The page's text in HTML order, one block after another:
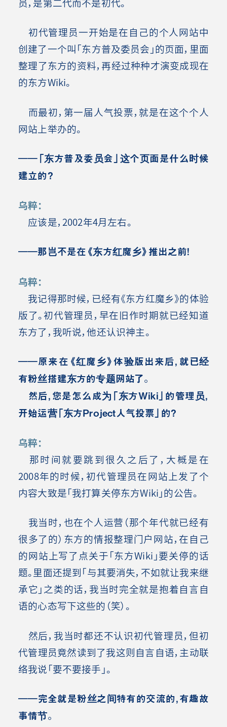
初代管理员一开始是在自己的个人网站中
创建了一个叫「东方普及委员会」的页面，里面
整理了东方的资料，再经过种种才演变成现在
的东方Wiki。
而最初，第一届人气投票，就是在这个个人
网站上举办的。
――「东方普及委员会」这个页面是什么时候
建立的？
乌粹：
应该是，2002年4月左右。
――那岂不是在《东方红魔乡》推出之前！
乌粹：
我记得那时候，已经有《东方红魔乡》的体验
版了。初代管理员，早在旧作时期就已经知道
东方了，我听说，他还认识神主。
――原来在《红魔乡》体验版出来后，就已经
有粉丝搭建东方的专题网站了。
然后，您是怎么成为「东方Wiki」的管理员，
开始运营「东方Project人气投票」的？
乌粹：
那时间就要跳到很久之后了，大概是在
2008年的时候，初代管理员在网站上发了个
内容大致是「我打算关停东方Wiki」的公告。
我当时，也在个人运营（那个年代就已经有
很多了的）东方的情报整理门户网站，在自己
的网站上写了点关于「东方Wiki」要关停的话
题。里面还提到「与其要消失，不如就让我来继
承它」之类的话，我当时完全就是抱着自言自
语的心态写下这些的（笑）。
然后，我当时都还不认识初代管理员，但初
代管理员竟然读到了我这则自言自语，主动联
络我说「要不要接手」。
――完全就是粉丝之间特有的交流的，有趣故
事情节。